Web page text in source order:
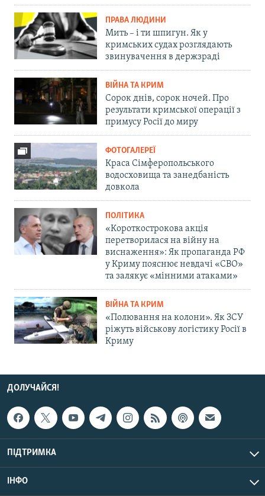
ПРАВА ЛЮДИНИ
Мить – і ти шпигун. Як у
кримських судах розглядають
звинувачення в держзраді
ВІЙНА ТА КРИМ
Сорок днів, сорок ночей. Про
результати кримської операції з
примусу Росії до миру
ФОТОГАЛЕРЕЇ
Краса Сімферопольського
водосховища та занедбаність
довкола
ПОЛІТИКА
«Короткострокова акція
перетворилася на війну на
виснаження»: Як пропаганда РФ
у Криму пояснює невдачі «СВО»
та залякує «мінними атаками»
ВІЙНА ТА КРИМ
«Полювання на колони». Як ЗСУ
ріжуть військову логістику Росії в
Криму
ДОЛУЧАЙСЯ!
ПІДТРИМКА
ІНФО